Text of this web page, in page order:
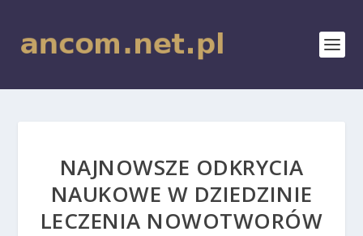
NAJNOWSZE ODKRYCIA
NAUKOWE W DZIEDZINIE
LECZENIA NOWOTWORÓW